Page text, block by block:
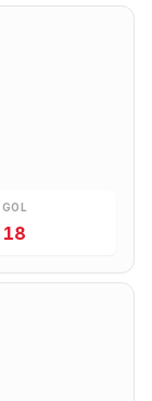
GOL
18